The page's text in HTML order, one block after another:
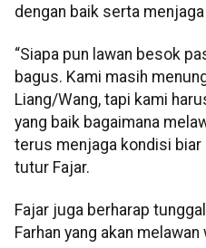
dengan baik serta
“Siapa pun lawan besok
bagus. Kami masih
Liang/Wang, tapi kami
yang baik bagaimana
terus menjaga kondisi biar
tutur Fajar.
Fajar juga berharap
Farhan yang akan